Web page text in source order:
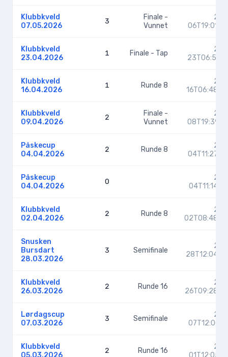
Klubbkveld
07.05.2026
3
Finale -
Vunnet
Klubbkveld
23.04.2026
1 Finale - Tap
Klubbkveld
16.04.2026
1 Runde 8
Klubbkveld
09.04.2026
2
Finale -
Vunnet
Påskecup
04.04.2026
2 Runde 8
Påskecup
04.04.2026
0
Klubbkveld
02.04.2026
2 Runde 8
Snusken
Bursdart
28.03.2026
3 Semifinale
Klubbkveld
26.03.2026
2 Runde 16
Lørdagscup
07.03.2026
3 Semifinale
Klubbkveld
05.03.2026
2 Runde 16